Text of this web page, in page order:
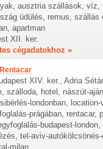
ausztria szállások, víz,
üdülés, remus, szállás
apartman
XII. ker.
cégadatokhoz »
XIV. ker., Adria
szálloda, hotel, nászút-
londonban, location-
prágában, rentacar,
budapest-
tel-aviv-
milan